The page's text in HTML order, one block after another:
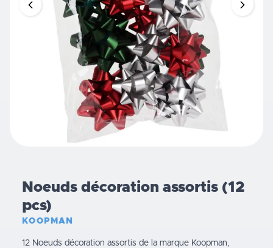
Noeuds décoration assortis (12
pcs)
KOOPMAN
12 Noeuds décoration assortis de la marque Koopman,